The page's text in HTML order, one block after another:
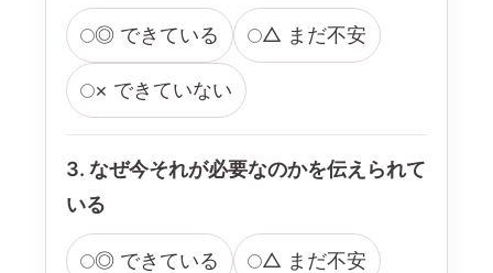
◎ できている △ まだ不安
× できていない
3. なぜ今それが必要なのかを伝えられて
いる
◎ できている △ まだ不安